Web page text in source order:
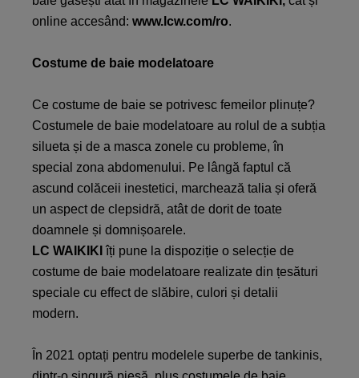
online accesând: www.lcw.com/ro.
Costume de baie modelatoare
Ce costume de baie se potrivesc femeilor plinuțe?
Costumele de baie modelatoare au rolul de a subția
silueta și de a masca zonele cu probleme, în
special zona abdomenului. Pe lângă faptul că
ascund colăceii inestetici, marchează talia și oferă
un aspect de clepsidră, atât de dorit de toate
doamnele și domnișoarele.
LC WAIKIKI îți pune la dispoziție o selecție de
costume de baie modelatoare realizate din țesături
speciale cu effect de slăbire, culori și detalii
modern.
În 2021 optați pentru modelele superbe de tankinis,